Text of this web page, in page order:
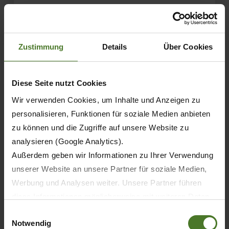
Zustimmung Details Über Cookies
Diese Seite nutzt Cookies
Wir verwenden Cookies, um Inhalte und Anzeigen zu
personalisieren, Funktionen für soziale Medien anbieten
zu können und die Zugriffe auf unsere Website zu
analysieren (Google Analytics).
Außerdem geben wir Informationen zu Ihrer Verwendung
unserer Website an unsere Partner für soziale Medien,
Werbung und Analysen weiter. Unsere Partner führen
sie im Rahmen Ihrer Nutzung der Dienste gesammelt
Notwendig
04.09.2025